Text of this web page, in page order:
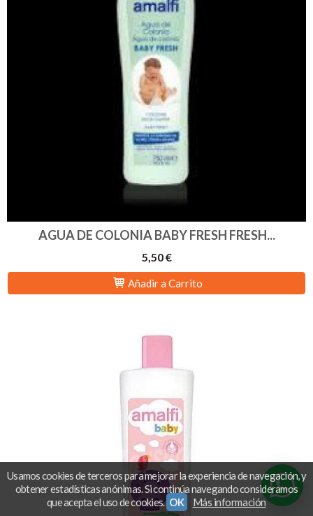
AGUA DE COLONIA BABY FRESH FRESH...
5,50 €
Añadir a Carrito
Usamos cookies de terceros para mejorar la experiencia de navegación, y
obtener estadísticas anónimas. Si continúa navegando consideramos
que acepta el uso de cookies. OK Más información